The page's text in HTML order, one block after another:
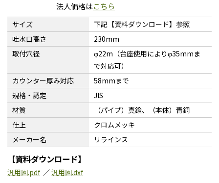
法人価格はこちら
サイズ
下記【資料ダウンロード】参照
吐水口高さ
230mm
取付穴径
φ22m（台座使用によりφ35mmま
で対応可）
カウンター厚み対応
58mmまで
規格・認定
JIS
材質
（パイプ）真鍮、（本体）青銅
仕上
クロムメッキ
メーカー名
リラインス
【資料ダウンロード】
汎用図.pdf／汎用図.dxf